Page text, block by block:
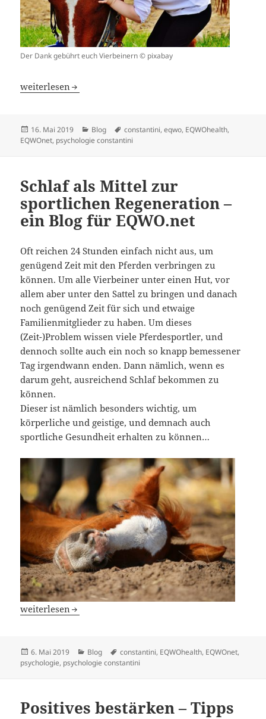
Der Dank gebührt euch Vierbeinern © pixabay
Danke. – ein Gastblog für EQWO.net
weiterlesen
Veröffentlicht
am
16. Mai 2019 Kategorien
Blog Schlagwörter
constantini,eqwo, EQWOhealth,
EQWOnet, psychologie constantini
Schlaf als Mittel zur
sportlichen Regeneration –
ein Blog für EQWO.net
Oft reichen 24 Stunden einfach nicht aus, um
genügend Zeit mit den Pferden verbringen zu
können. Um alle Vierbeiner unter einen Hut, vor
allem aber unter den Sattel zu bringen und danach
noch genügend Zeit für sich und etwaige
Familienmitglieder zu haben. Um dieses
(Zeit-)Problem wissen viele Pferdesportler, und
dennoch sollte auch ein noch so knapp bemessener
Tag irgendwann enden. Dann nämlich, wenn es
darum geht, ausreichend Schlaf bekommen zu
können.
Dieser ist nämlich besonders wichtig, um
körperliche und geistige, und demnach auch
sportliche Gesundheit erhalten zu können…
Schlaf als Mittel zur sportlichen Regeneration – ein Blog
weiterlesen
Veröffentlicht
am
6. Mai 2019 Kategorien
Blog Schlagwörter
constantini, EQWOhealth, EQWOnet,
psychologie, psychologie constantini
Positives bestärken – Tipps